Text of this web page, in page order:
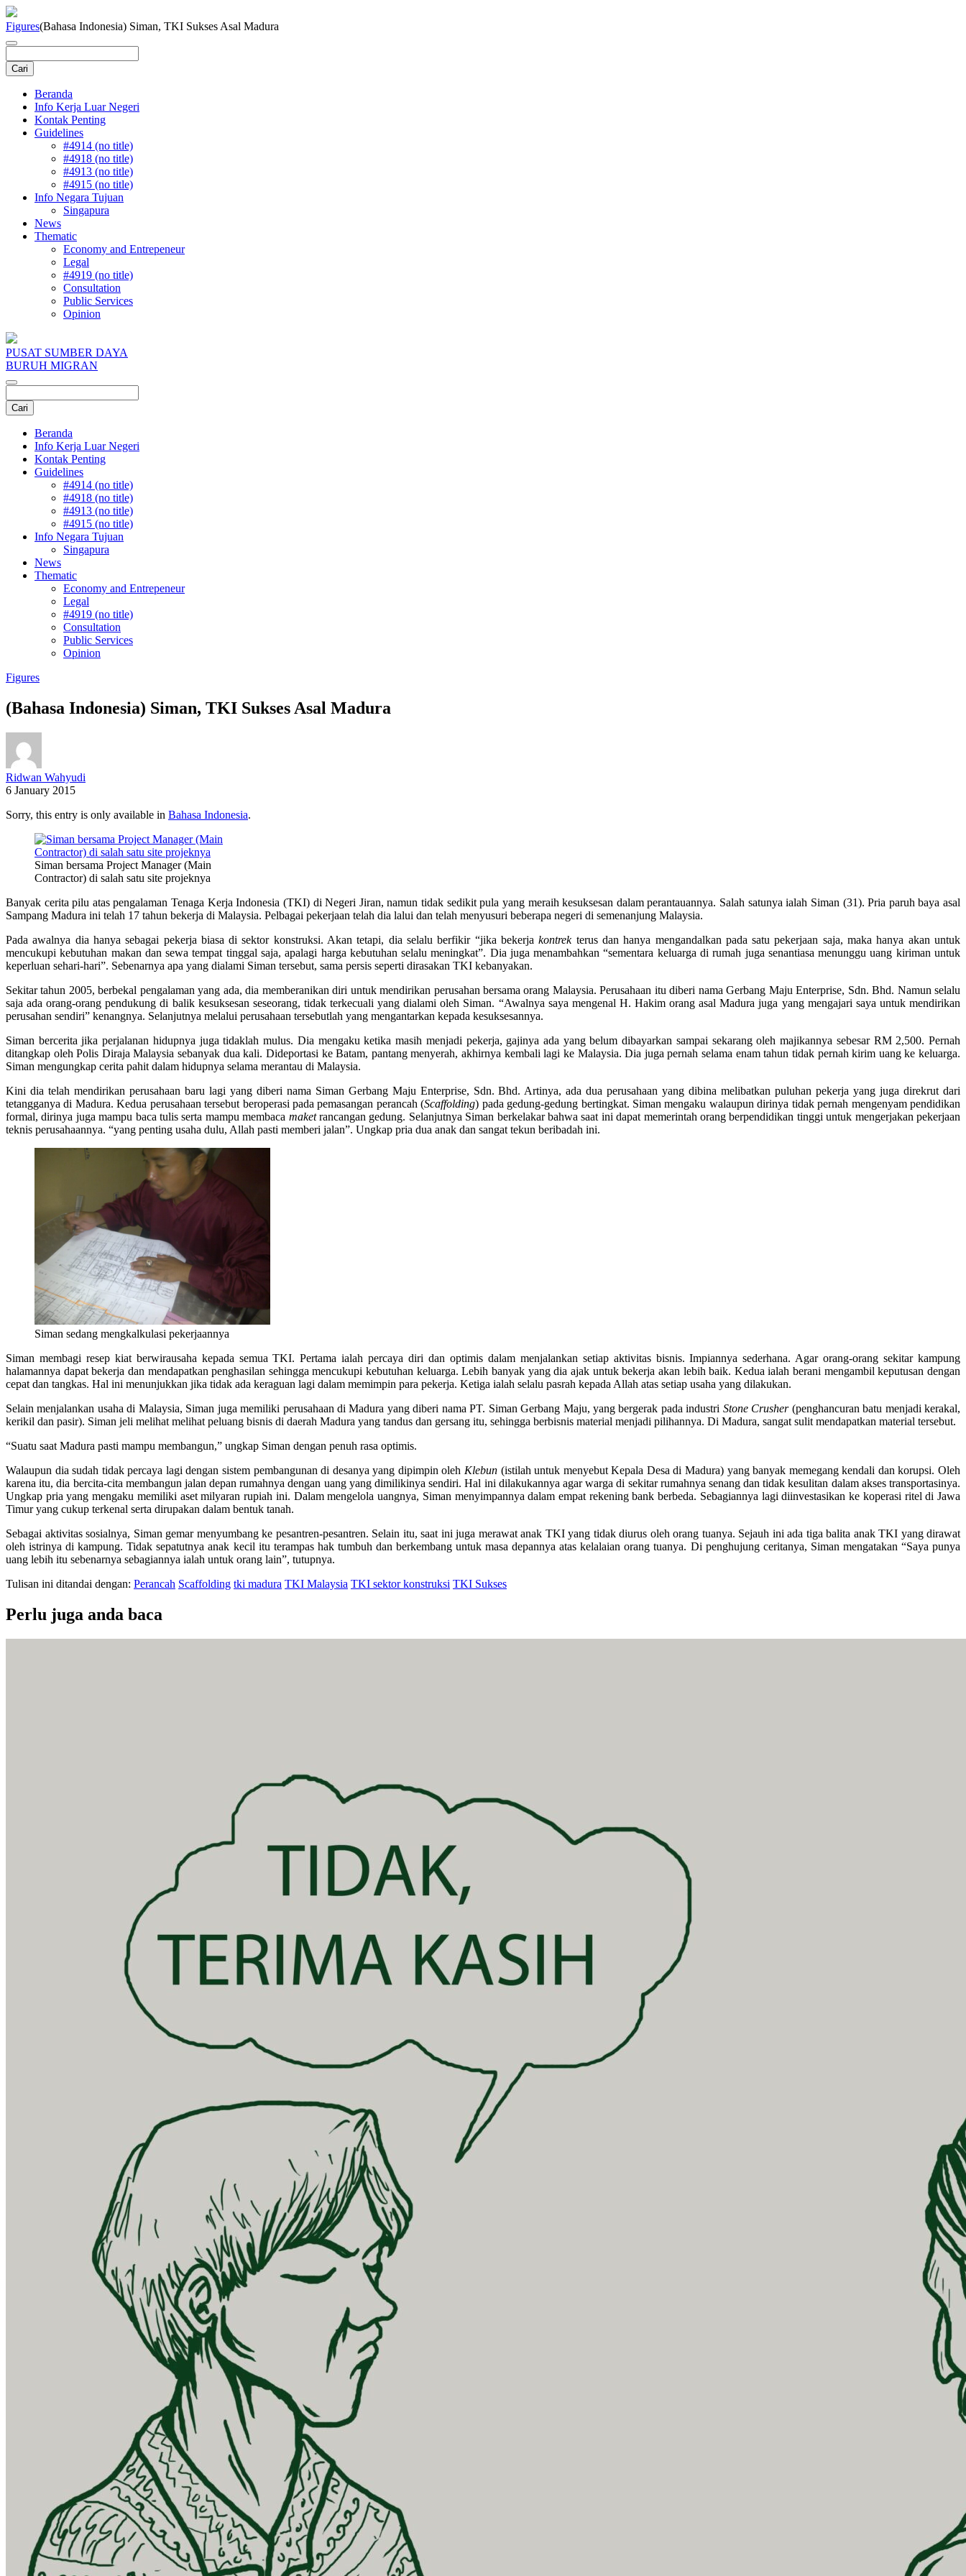
Figures(Bahasa Indonesia) Siman, TKI Sukses Asal Madura
Beranda
Info Kerja Luar Negeri
Kontak Penting
Guidelines
#4914 (no title)
#4918 (no title)
#4913 (no title)
#4915 (no title)
Info Negara Tujuan
Singapura
News
Thematic
Economy and Entrepeneur
Legal
#4919 (no title)
Consultation
Public Services
Opinion
PUSAT SUMBER DAYA
BURUH MIGRAN
Beranda
Info Kerja Luar Negeri
Kontak Penting
Guidelines
#4914 (no title)
#4918 (no title)
#4913 (no title)
#4915 (no title)
Info Negara Tujuan
Singapura
News
Thematic
Economy and Entrepeneur
Legal
#4919 (no title)
Consultation
Public Services
Opinion
Figures
(Bahasa Indonesia) Siman, TKI Sukses Asal Madura
Ridwan Wahyudi
6 January 2015
Sorry, this entry is only available in Bahasa Indonesia.
Siman bersama Project Manager (Main
Contractor) di salah satu site projeknya
Banyak cerita pilu atas pengalaman Tenaga Kerja Indonesia (TKI) di Negeri Jiran, namun tidak sedikit pula yang meraih kesuksesan dalam perantauannya. Salah satunya ialah Siman (31). Pria paruh baya asal
Sampang Madura ini telah 17 tahun bekerja di Malaysia. Pelbagai pekerjaan telah dia lalui dan telah menyusuri beberapa negeri di semenanjung Malaysia.
Pada awalnya dia hanya sebagai pekerja biasa di sektor konstruksi. Akan tetapi, dia selalu berfikir “jika bekerjakontrekterus dan hanya mengandalkan pada satu pekerjaan saja, maka hanya akan untuk
mencukupi kebutuhan makan dan sewa tempat tinggal saja, apalagi harga kebutuhan selalu meningkat”. Dia juga menambahkan “sementara keluarga di rumah juga senantiasa menunggu uang kiriman untuk
keperluan sehari-hari”. Sebenarnya apa yang dialami Siman tersebut, sama persis seperti dirasakan TKI kebanyakan.
Sekitar tahun 2005, berbekal pengalaman yang ada, dia memberanikan diri untuk mendirikan perusahan bersama orang Malaysia. Perusahaan itu diberi nama Gerbang Maju Enterprise, Sdn. Bhd. Namun selalu
saja ada orang-orang pendukung di balik kesuksesan seseorang, tidak terkecuali yang dialami oleh Siman. “Awalnya saya mengenal H. Hakim orang asal Madura juga yang mengajari saya untuk mendirikan
perusahan sendiri” kenangnya. Selanjutnya melalui perusahaan tersebutlah yang mengantarkan kepada kesuksesannya.
Siman bercerita jika perjalanan hidupnya juga tidaklah mulus. Dia mengaku ketika masih menjadi pekerja, gajinya ada yang belum dibayarkan sampai sekarang oleh majikannya sebesar RM 2,500. Pernah
ditangkap oleh Polis Diraja Malaysia sebanyak dua kali. Dideportasi ke Batam, pantang menyerah, akhirnya kembali lagi ke Malaysia. Dia juga pernah selama enam tahun tidak pernah kirim uang ke keluarga.
Siman mengungkap cerita pahit dalam hidupnya selama merantau di Malaysia.
Kini dia telah mendirikan perusahaan baru lagi yang diberi nama Siman Gerbang Maju Enterprise, Sdn. Bhd. Artinya, ada dua perusahaan yang dibina melibatkan puluhan pekerja yang juga direkrut dari
tetangganya di Madura. Kedua perusahaan tersebut beroperasi pada pemasangan perancah (Scaffolding) pada gedung-gedung bertingkat. Siman mengaku walaupun dirinya tidak pernah mengenyam pendidikan
formal, dirinya juga mampu baca tulis serta mampu membaca maketrancangan gedung. Selanjutnya Siman berkelakar bahwa saat ini dapat memerintah orang berpendidikan tinggi untuk mengerjakan pekerjaan
teknis perusahaannya. “yang penting usaha dulu, Allah pasti memberi jalan”. Ungkap pria dua anak dan sangat tekun beribadah ini.
Siman sedang mengkalkulasi pekerjaannya
Siman membagi resep kiat berwirausaha kepada semua TKI. Pertama ialah percaya diri dan optimis dalam menjalankan setiap aktivitas bisnis. Impiannya sederhana. Agar orang-orang sekitar kampung
halamannya dapat bekerja dan mendapatkan penghasilan sehingga mencukupi kebutuhan keluarga. Lebih banyak yang dia ajak untuk bekerja akan lebih baik. Kedua ialah berani mengambil keputusan dengan
cepat dan tangkas. Hal ini menunjukkan jika tidak ada keraguan lagi dalam memimpin para pekerja. Ketiga ialah selalu pasrah kepada Allah atas setiap usaha yang dilakukan.
Selain menjalankan usaha di Malaysia, Siman juga memiliki perusahaan di Madura yang diberi nama PT. Siman Gerbang Maju, yang bergerak pada industri Stone Crusher (penghancuran batu menjadi kerakal,
kerikil dan pasir). Siman jeli melihat melihat peluang bisnis di daerah Madura yang tandus dan gersang itu, sehingga berbisnis material menjadi pilihannya. Di Madura, sangat sulit mendapatkan material tersebut.
“Suatu saat Madura pasti mampu membangun,” ungkap Siman dengan penuh rasa optimis.
Walaupun dia sudah tidak percaya lagi dengan sistem pembangunan di desanya yang dipimpin oleh Klebun (istilah untuk menyebut Kepala Desa di Madura) yang banyak memegang kendali dan korupsi. Oleh
karena itu, dia bercita-cita membangun jalan depan rumahnya dengan uang yang dimilikinya sendiri. Hal ini dilakukannya agar warga di sekitar rumahnya senang dan tidak kesulitan dalam akses transportasinya.
Ungkap pria yang mengaku memiliki aset milyaran rupiah ini. Dalam mengelola uangnya, Siman menyimpannya dalam empat rekening bank berbeda. Sebagiannya lagi diinvestasikan ke koperasi ritel di Jawa
Timur yang cukup terkenal serta dirupakan dalam bentuk tanah.
Sebagai aktivitas sosialnya, Siman gemar menyumbang ke pesantren-pesantren. Selain itu, saat ini juga merawat anak TKI yang tidak diurus oleh orang tuanya. Sejauh ini ada tiga balita anak TKI yang dirawat
oleh istrinya di kampung. Tidak sepatutnya anak kecil itu terampas hak tumbuh dan berkembang untuk masa depannya atas kelalaian orang tuanya. Di penghujung ceritanya, Siman mengatakan “Saya punya
uang lebih itu sebenarnya sebagiannya ialah untuk orang lain”, tutupnya.
Tulisan ini ditandai dengan: Perancah Scaffolding tki madura TKI Malaysia TKI sektor konstruksi TKI Sukses
Perlu juga anda baca